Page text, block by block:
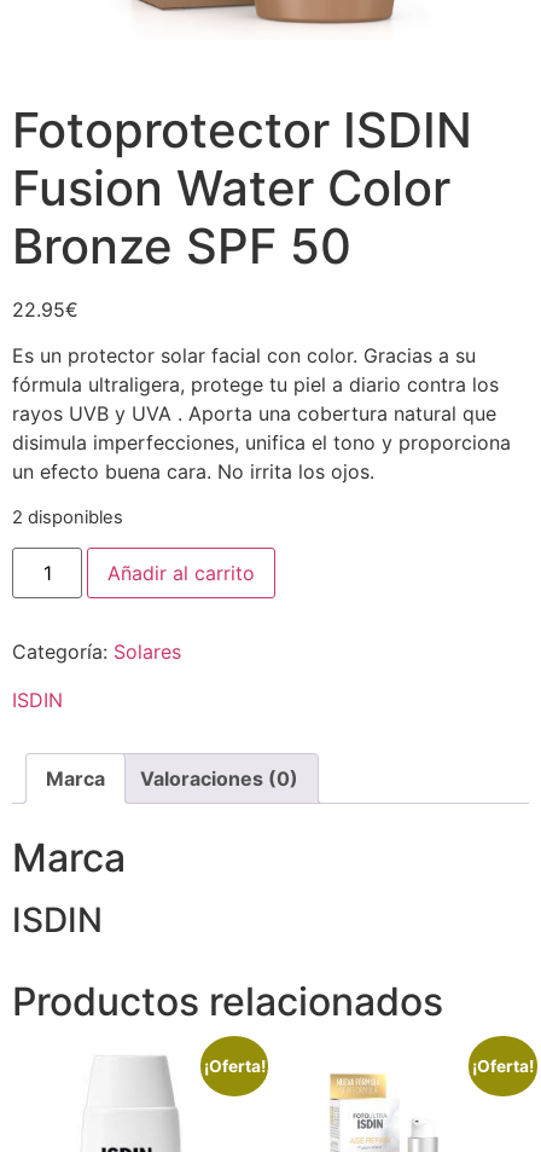
Fotoprotector ISDIN
Fusion Water Color
Bronze SPF 50
22.95€
Es un protector solar facial con color. Gracias a su
fórmula ultraligera, protege tu piel a diario contra los
rayos UVB y UVA . Aporta una cobertura natural que
disimula imperfecciones, unifica el tono y proporciona
un efecto buena cara. No irrita los ojos.
2 disponibles
Añadir al carrito
Categoría: Solares
ISDIN
Marca Valoraciones (0)
Marca
ISDIN
Productos relacionados
¡Oferta! ¡Oferta!